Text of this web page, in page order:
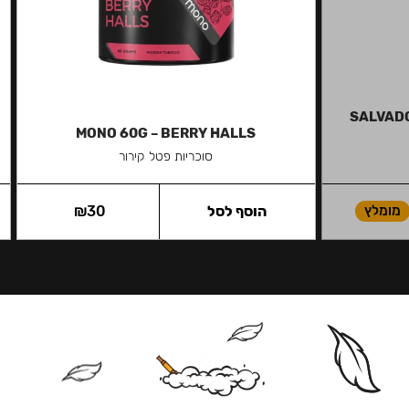
מומלץ
MONO 60G – BERRY HALLS
סוכריות פטל קירור
₪30 הוסף לסל